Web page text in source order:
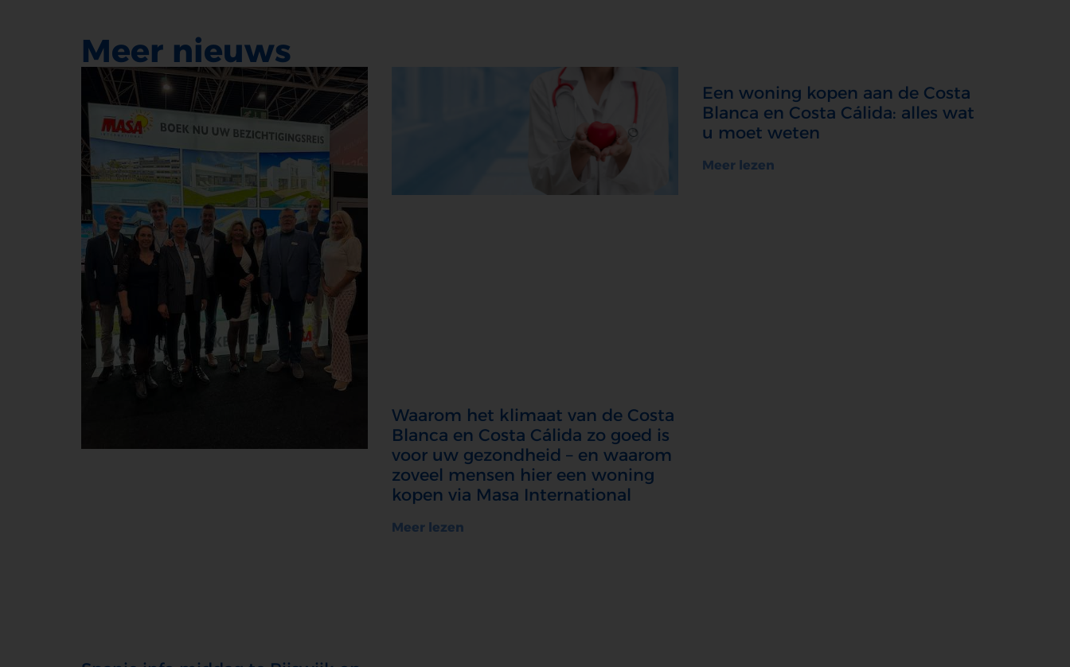
Meer nieuws
Waarom het klimaat van de Costa
Blanca en Costa Cálida zo goed is
voor uw gezondheid – en waarom
zoveel mensen hier een woning
kopen via Masa International
Meer lezen
Een woning kopen aan de Costa
Blanca en Costa Cálida: alles wat
u moet weten
Meer lezen